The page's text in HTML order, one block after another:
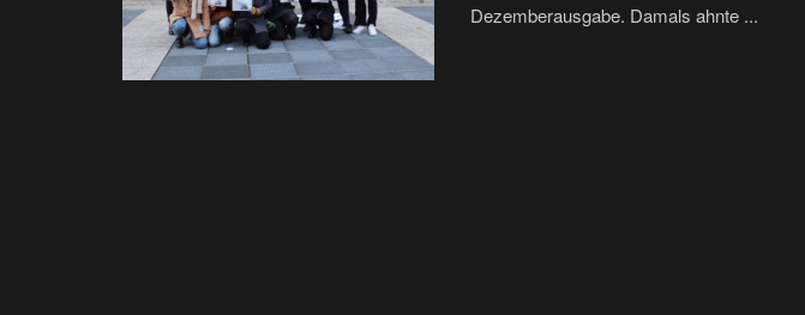
Dezemberausgabe. Damals ahnte ...